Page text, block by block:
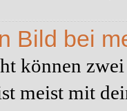
Bild bei
können
meist mit